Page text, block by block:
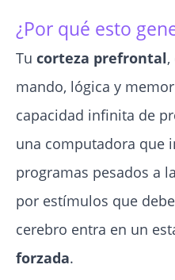
¿Por qué esto
Tu corteza prefrontal
mando, lógica y
capacidad infinita de
una computadora que
programas pesados a
por estímulos que
cerebro entra en un
forzada.